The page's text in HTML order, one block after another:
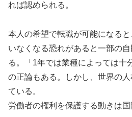
れば認められる。
本人の希望で転職が可能になる
いなくなる恐れがあると一部の
る。「1年では業種によっては十
の正論もある。しかし、世界の
ている。
労働者の権利を保護する動きは国